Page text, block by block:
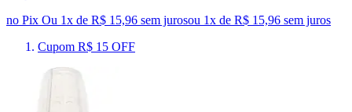
no Pix Ou 1x de R$ 15,96 sem jurosou 1x de R$ 15,96 sem juros
Cupom R$ 15 OFF